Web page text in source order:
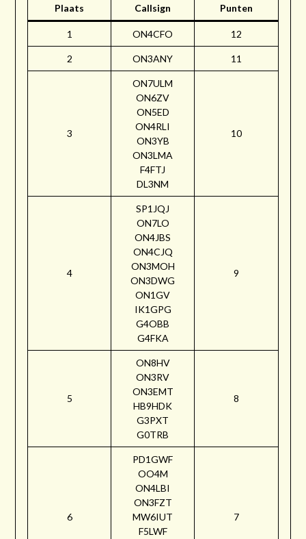
Plaats Callsign Punten
1 ON4CFO 12
2 ON3ANY 11
3
ON7ULM
ON6ZV
ON5ED
ON4RLI
ON3YB
ON3LMA
F4FTJ
DL3NM
10
4
SP1JQJ
ON7LO
ON4JBS
ON4CJQ
ON3MOH
ON3DWG
ON1GV
IK1GPG
G4OBB
G4FKA
9
5
ON8HV
ON3RV
ON3EMT
HB9HDK
G3PXT
G0TRB
8
6
PD1GWF
OO4M
ON4LBI
ON3FZT
MW6IUT
F5LWF
7